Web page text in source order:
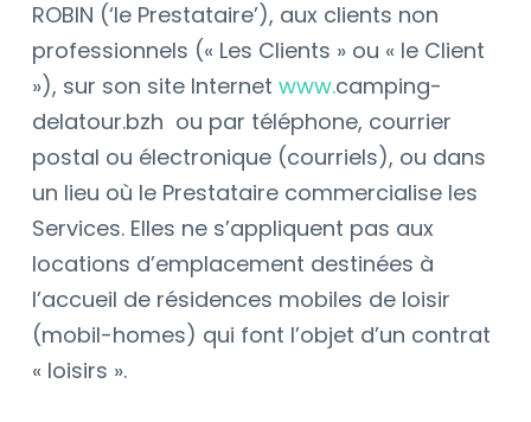
ROBIN (‘le Prestataire’), aux clients non
professionnels (« Les Clients » ou « le Client
»), sur son site Internet www.camping-
delatour.bzh ou par téléphone, courrier
postal ou électronique (courriels), ou dans
un lieu où le Prestataire commercialise les
Services. Elles ne s’appliquent pas aux
locations d’emplacement destinées à
l’accueil de résidences mobiles de loisir
(mobil-homes) qui font l’objet d’un contrat
« loisirs ».